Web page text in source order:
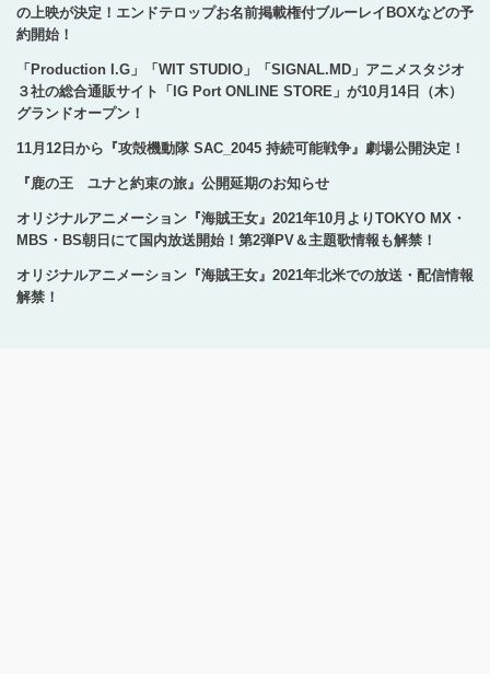
の上映が決定！エンドテロップお名前掲載権付ブルーレイBOXなどの予
約開始！
「Production I.G」「WIT STUDIO」「SIGNAL.MD」アニメスタジオ
３社の総合通販サイト「IG Port ONLINE STORE」が10月14日（木）
グランドオープン！
11月12日から『攻殻機動隊 SAC_2045 持続可能戦争』劇場公開決定！
『鹿の王 ユナと約束の旅』公開延期のお知らせ
オリジナルアニメーション『海賊王女』2021年10月よりTOKYO MX・
MBS・BS朝日にて国内放送開始！第2弾PV＆主題歌情報も解禁！
オリジナルアニメーション『海賊王女』2021年北米での放送・配信情報
解禁！